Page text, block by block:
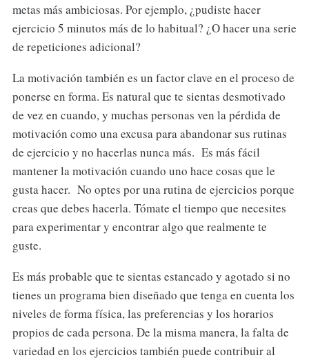
metas más ambiciosas. Por ejemplo, ¿pudiste hacer
ejercicio 5 minutos más de lo habitual? ¿O hacer una serie
de repeticiones adicional?
La motivación también es un factor clave en el proceso de
ponerse en forma. Es natural que te sientas desmotivado
de vez en cuando, y muchas personas ven la pérdida de
motivación como una excusa para abandonar sus rutinas
de ejercicio y no hacerlas nunca más. Es más fácil
mantener la motivación cuando uno hace cosas que le
gusta hacer. No optes por una rutina de ejercicios porque
creas que debes hacerla. Tómate el tiempo que necesites
para experimentar y encontrar algo que realmente te
guste.
Es más probable que te sientas estancado y agotado si no
tienes un programa bien diseñado que tenga en cuenta los
niveles de forma física, las preferencias y los horarios
propios de cada persona. De la misma manera, la falta de
variedad en los ejercicios también puede contribuir al